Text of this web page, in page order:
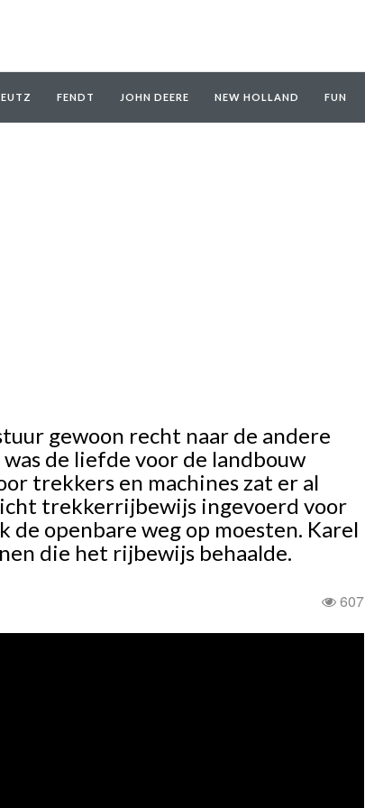
FENDT JOHN DEERE NEW HOLLAND FUN
gewoon recht naar de andere
de liefde voor de landbouw
trekkers en machines zat er al
trekkerrijbewijs ingevoerd voor
de openbare weg op moesten. Karel
die het rijbewijs behaalde.
607